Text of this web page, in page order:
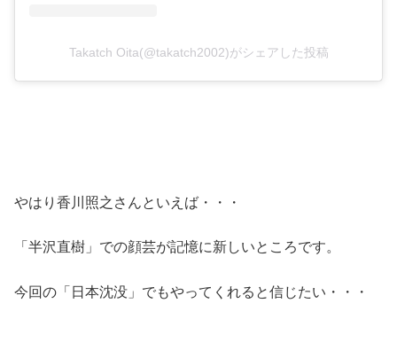
Takatch Oita(@takatch2002)がシェアした投稿
やはり香川照之さんといえば・・・
「半沢直樹」での顔芸が記憶に新しいところです。
今回の「日本沈没」でもやってくれると信じたい・・・